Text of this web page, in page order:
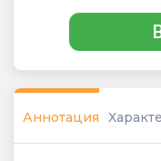
Аннотация